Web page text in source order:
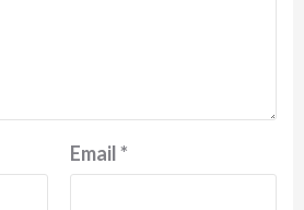
Email*